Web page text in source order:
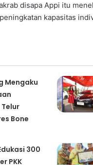
disapa Appi itu
kapasitas
Mengaku
Bone
300
PKK